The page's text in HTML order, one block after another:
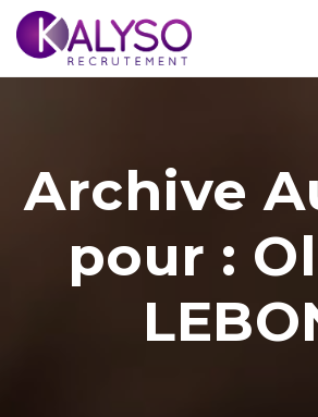
Archive
pour :